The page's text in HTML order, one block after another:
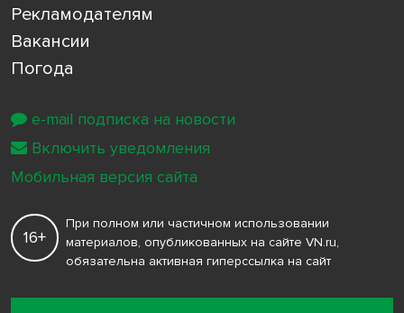
Рекламодателям
Вакансии
Погода
16+
При полном или частичном использовании
материалов, опубликованных на сайте VN.ru,
обязательна активная гиперссылка на сайт
e-mail подписка на новости
Включить уведомления
Мобильная версия сайта